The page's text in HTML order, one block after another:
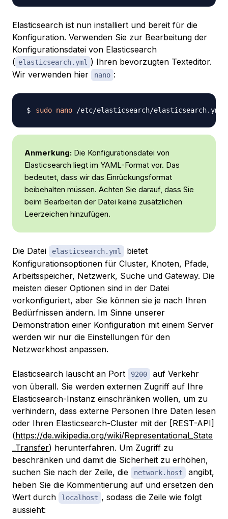
Elasticsearch ist nun installiert und bereit für die
Konfiguration. Verwenden Sie zur Bearbeitung der
Konfigurationsdatei von Elasticsearch
( elasticsearch.yml ) Ihren bevorzugten Texteditor.
Wir verwenden hier
nano :
sudo nano
Anmerkung: Die Konfigurationsdatei von
Elasticsearch liegt im YAML-Format vor. Das
bedeutet, dass wir das Einrückungsformat
beibehalten müssen. Achten Sie darauf, dass Sie
beim Bearbeiten der Datei keine zusätzlichen
Leerzeichen hinzufügen.
Die Datei elasticsearch.yml
bietet
Konfigurationsoptionen für Cluster, Knoten, Pfade,
Arbeitsspeicher, Netzwerk, Suche und Gateway. Die
meisten dieser Optionen sind in der Datei
vorkonfiguriert, aber Sie können sie je nach Ihren
Bedürfnissen ändern. Im Sinne unserer
Demonstration einer Konfiguration mit einem Server
werden wir nur die Einstellungen für den
Netzwerkhost anpassen.
Elasticsearch lauscht an Port 9200
auf Verkehr
von überall. Sie werden externen Zugriff auf Ihre
Elasticsearch-Instanz einschränken wollen, um zu
verhindern, dass externe Personen Ihre Daten lesen
oder Ihren Elasticsearch-Cluster mit der [REST-API]
(https://de.wikipedia.org/wiki/Representational_State
_Transfer) herunterfahren. Um Zugriff zu
beschränken und damit die Sicherheit zu erhöhen,
suchen Sie nach der Zeile, die
network.host
angibt,
heben Sie die Kommentierung auf und ersetzen den
Wert durch
localhost , sodass die Zeile wie folgt
aussieht: